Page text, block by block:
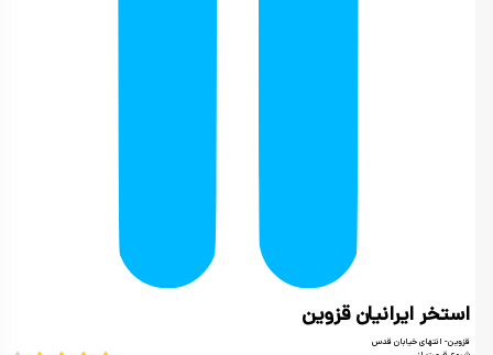
استخر ایرانیان قزوین
قزوین- انتهای خیابان قدس